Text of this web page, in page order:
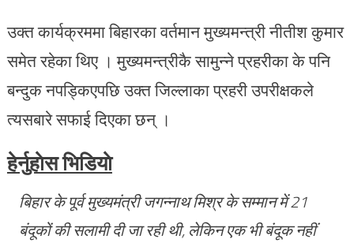
उक्त कार्यक्रममा बिहारका वर्तमान मुख्यमन्त्री नीतीश कुमार
समेत रहेका थिए । मुख्यमन्त्रीकै सामुन्ने प्रहरीका के पनि
बन्दुक नपड्किएपछि उक्त जिल्लाका प्रहरी उपरीक्षकले
त्यसबारे सफाई दिएका छन् ।
हेर्नुहाेस भिडियाे
बिहार के पूर्व मुख्यमंत्री जगन्नाथ मिश्र के सम्मान में 21
बंदूकों की सलामी दी जा रही थी, लेकिन एक भी बंदूक नहीं